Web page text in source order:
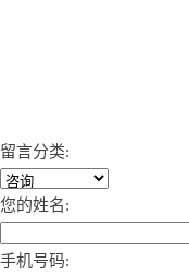
留言分类:
您的姓名:
手机号码: